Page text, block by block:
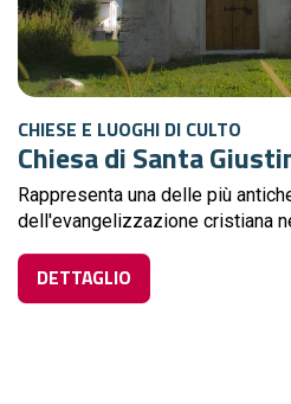
CHIESE E LUOGHI DI CULTO
Chiesa di Santa
Rappresenta una delle più
dell'evangelizzazione cristiana
DETTAGLIO